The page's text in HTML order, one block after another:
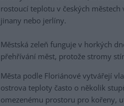
rostoucí teplotu v českých
jinany nebo jerlíny.
Městská zeleň funguje v horkých
přehřívání měst, protože stromy
Města podle Floriánové vytvářejí
ostrova teploty často o několik
omezenému prostoru pro kořeny,